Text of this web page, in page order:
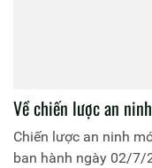
Về chiến lược an
Chiến lược an ninh
ban hành ngày 02/7/